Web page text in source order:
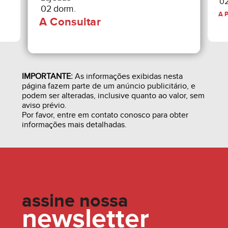
5.5 - TODAS AS PARCELAS E TODO O SALDO
COM O ÍNDICE DE CORREÇÃO DO CUB-RS
5.5.1. AS PARCELAS FINANCIADAS DIRETO SERÃO
CORRIGIDAS MENSALMENTE DE ACORDO COM O
ÍNDICE DE CORREÇÃO DO CUB-RS PADRÃO R8-B
ATÉ A ENTREGA DAS CHAVES (HABITE-SE), APÓS
POUPANÇA (+ JUROS DE 0,5% MENSAIS).
02 dorm.
IMPORTANTE:As informações exibidas nesta
página fazem parte de um anúncio publicitário, e
podem ser alteradas, inclusive quanto ao valor, sem
aviso prévio.
Por favor, entre em contato conosco para obter
informações mais detalhadas.
assine nossa
newsletter